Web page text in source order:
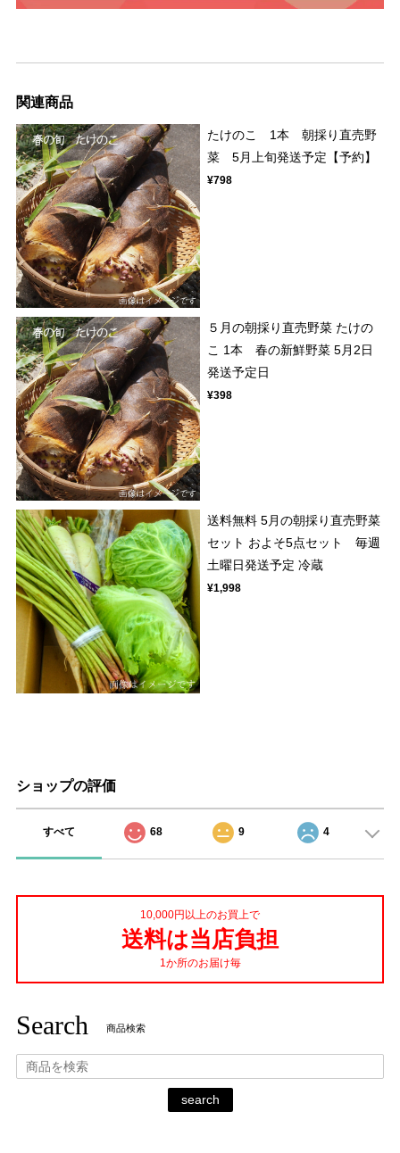
関連商品
たけのこ 1本 朝採り直売野
菜 5月上旬発送予定【予約】
¥798
５月の朝採り直売野菜 たけの
こ 1本 春の新鮮野菜 5月2日
発送予定日
¥398
送料無料 5月の朝採り直売野菜
セット およそ5点セット 毎週
土曜日発送予定 冷蔵
¥1,998
ショップの評価
すべて 68 9 4
10,000円以上のお買上で
送料は当店負担
1か所のお届け毎
Search 商品検索
search